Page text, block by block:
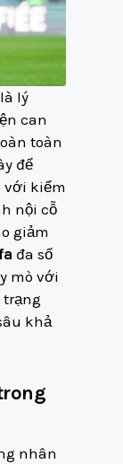
lý
can
toàn
để
kiểm
nội cỗ
giảm
đa số
mò với
khả
nhân